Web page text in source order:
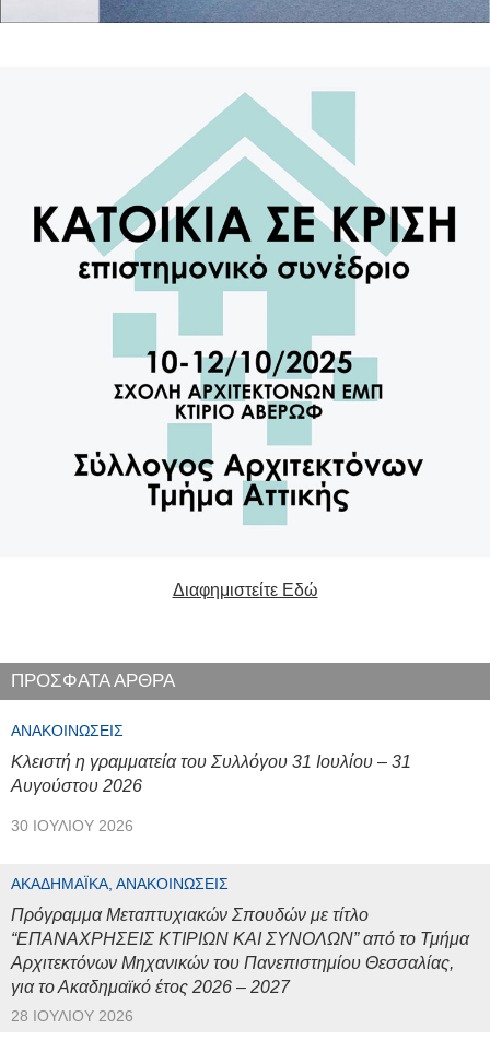
Διαφημιστείτε Εδώ
ΠΡΟΣΦΑΤΑ ΑΡΘΡΑ
ΑΝΑΚΟΙΝΏΣΕΙΣ
Κλειστή η γραμματεία του Συλλόγου 31 Ιουλίου – 31
Αυγούστου 2026
30 ΙΟΥΛΊΟΥ 2026
ΑΚΑΔΗΜΑΪΚΆ, ΑΝΑΚΟΙΝΏΣΕΙΣ
Πρόγραμμα Μεταπτυχιακών Σπουδών με τίτλο
“ΕΠΑΝΑΧΡΗΣΕΙΣ ΚΤΙΡΙΩΝ ΚΑΙ ΣΥΝΟΛΩΝ” από το Τμήμα
Αρχιτεκτόνων Μηχανικών του Πανεπιστημίου Θεσσαλίας,
για το Ακαδημαϊκό έτος 2026 – 2027
28 ΙΟΥΛΊΟΥ 2026